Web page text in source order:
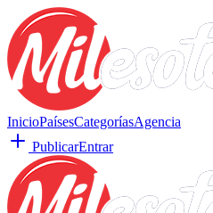
InicioPaísesCategoríasAgencia
PublicarEntrar